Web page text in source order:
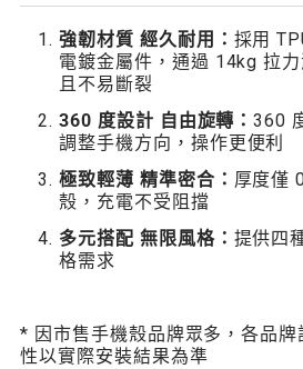
強韌材質 經久耐用： 採用
電鍍金屬件，通過 14kg 拉
且不易斷裂
360 度設計 自由旋轉：360
調整手機方向，操作更便利
極致輕薄 精準密合： 厚度僅
殼，充電不受阻擋
多元搭配 無限風格： 提供四
格需求
* 因市售手機殼品牌眾多，各品牌
性以實際安裝結果為準